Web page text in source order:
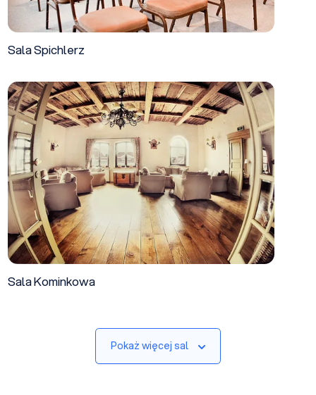
Sala Spichlerz
Sala Kominkowa
Sala Kominkowa
Pokaż więcej sal